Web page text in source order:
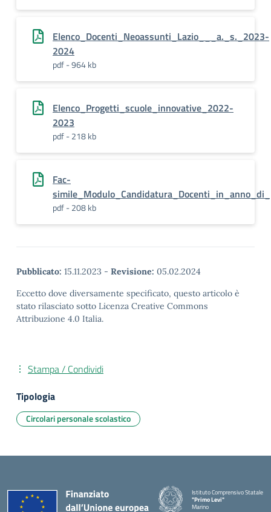
Elenco_Docenti_Neoassunti_Lazio___a._s._2023-
2024
pdf - 964 kb
Elenco_Progetti_scuole_innovative_2022-
2023
pdf - 218 kb
Fac-
pdf - 208 kb
Pubblicato: 15.11.2023 - Revisione: 05.02.2024
Eccetto dove diversamente specificato, questo articolo è
stato rilasciato sotto Licenza Creative Commons
Attribuzione 4.0 Italia.
Stampa / Condividi
Tipologia
Circolari personale scolastico
Istituto Comprensivo Statale
"Primo Levi"
Marino